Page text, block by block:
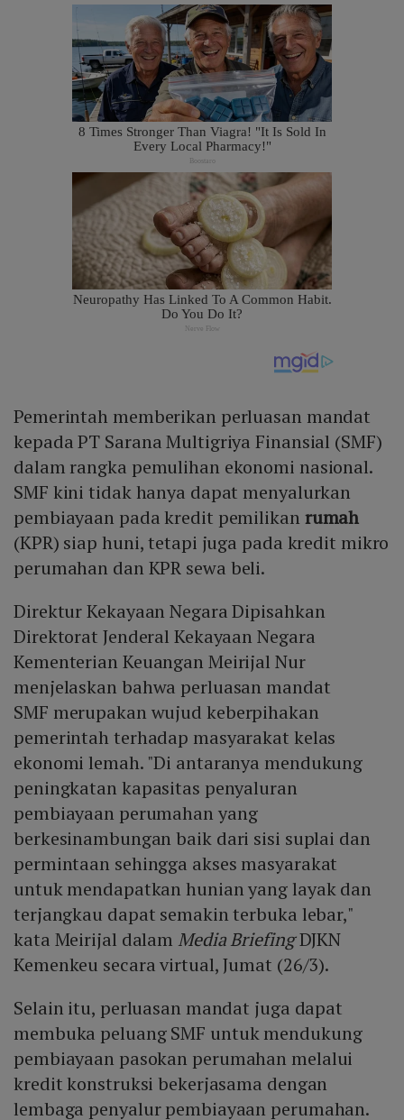
Pemerintah memberikan perluasan mandat
kepada PT Sarana Multigriya Finansial (SMF)
dalam rangka pemulihan ekonomi nasional.
SMF kini tidak hanya dapat menyalurkan
pembiayaan pada kredit pemilikan rumah
(KPR) siap huni, tetapi juga pada kredit mikro
perumahan dan KPR sewa beli.
Direktur Kekayaan Negara Dipisahkan
Direktorat Jenderal Kekayaan Negara
Kementerian Keuangan Meirijal Nur
menjelaskan bahwa perluasan mandat
SMF merupakan wujud keberpihakan
pemerintah terhadap masyarakat kelas
ekonomi lemah. "Di antaranya mendukung
peningkatan kapasitas penyaluran
pembiayaan perumahan yang
berkesinambungan baik dari sisi suplai dan
permintaan sehingga akses masyarakat
untuk mendapatkan hunian yang layak dan
terjangkau dapat semakin terbuka lebar,"
kata Meirijal dalam Media BriefingDJKN
Kemenkeu secara virtual, Jumat (26/3).
Selain itu, perluasan mandat juga dapat
membuka peluang SMF untuk mendukung
pembiayaan pasokan perumahan melalui
kredit konstruksi bekerjasama dengan
lembaga penyalur pembiayaan perumahan.